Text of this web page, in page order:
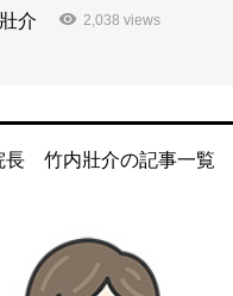
介 2,038 views
長 竹内壯介の記事一覧